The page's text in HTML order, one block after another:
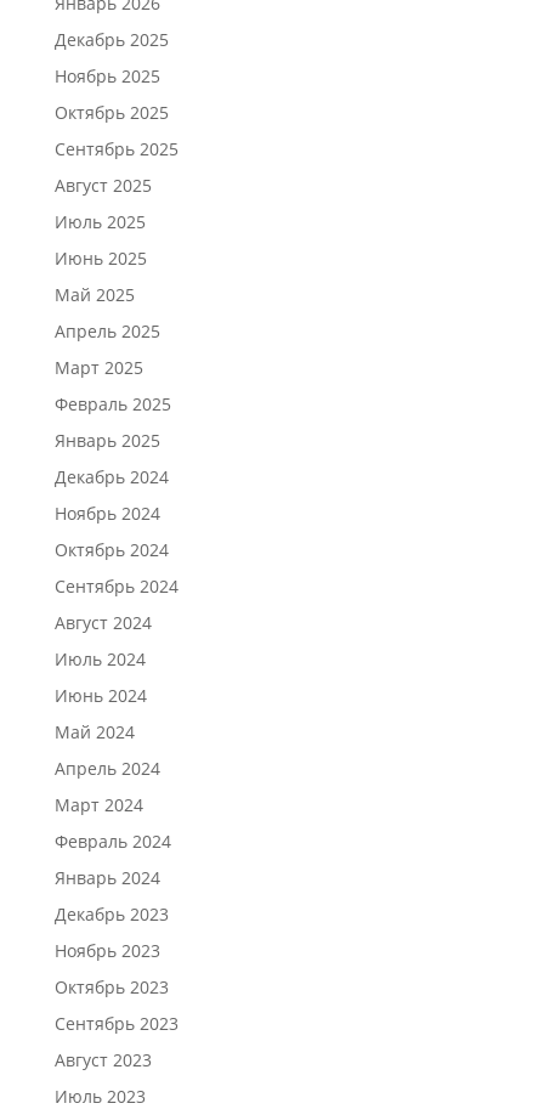
Декабрь 2025
Ноябрь 2025
Октябрь 2025
Сентябрь 2025
Август 2025
Июль 2025
Июнь 2025
Май 2025
Апрель 2025
Март 2025
Февраль 2025
Январь 2025
Декабрь 2024
Ноябрь 2024
Октябрь 2024
Сентябрь 2024
Август 2024
Июль 2024
Июнь 2024
Май 2024
Апрель 2024
Март 2024
Февраль 2024
Январь 2024
Декабрь 2023
Ноябрь 2023
Октябрь 2023
Сентябрь 2023
Август 2023
Июль 2023